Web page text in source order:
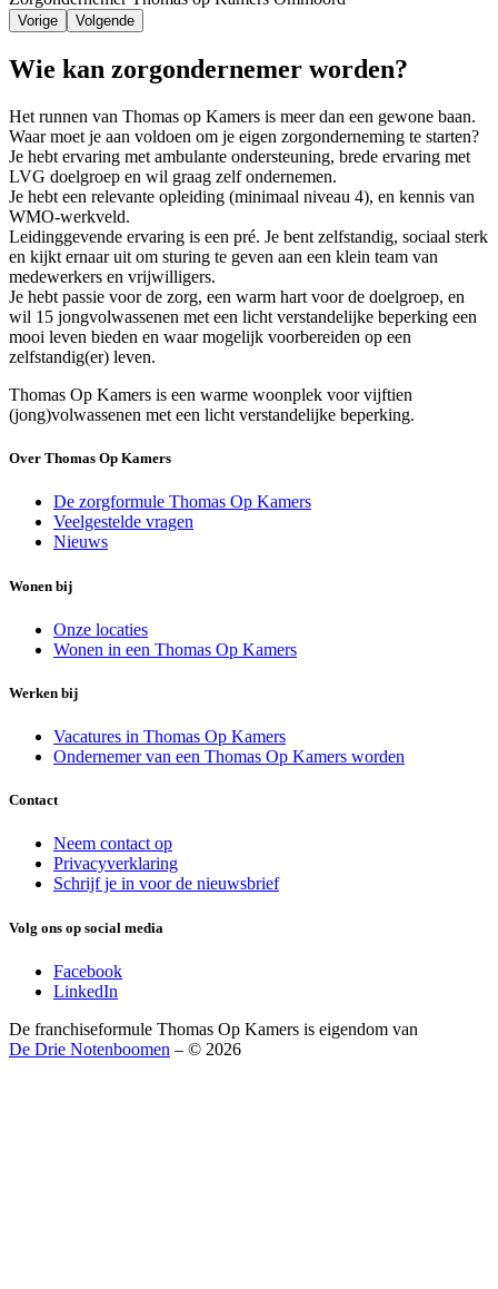
Vorige Volgende
Wie kan zorgondernemer worden?
Het runnen van Thomas op Kamers is meer dan een gewone baan.
Waar moet je aan voldoen om je eigen zorgonderneming te starten?
Je hebt ervaring met ambulante ondersteuning, brede ervaring met
LVG doelgroep en wil graag zelf ondernemen.
Je hebt een relevante opleiding (minimaal niveau 4), en kennis van
WMO-werkveld.
Leidinggevende ervaring is een pré. Je bent zelfstandig, sociaal sterk
en kijkt ernaar uit om sturing te geven aan een klein team van
medewerkers en vrijwilligers.
Je hebt passie voor de zorg, een warm hart voor de doelgroep, en
wil 15 jongvolwassenen met een licht verstandelijke beperking een
mooi leven bieden en waar mogelijk voorbereiden op een
zelfstandig(er) leven.
Thomas Op Kamers is een warme woonplek voor vijftien
(jong)volwassenen met een licht verstandelijke beperking.
Over Thomas Op Kamers
De zorgformule Thomas Op Kamers
Veelgestelde vragen
Nieuws
Wonen bij
Onze locaties
Wonen in een Thomas Op Kamers
Werken bij
Vacatures in Thomas Op Kamers
Ondernemer van een Thomas Op Kamers worden
Contact
Neem contact op
Privacyverklaring
Schrijf je in voor de nieuwsbrief
Volg ons op social media
Facebook
LinkedIn
De franchiseformule Thomas Op Kamers is eigendom van
De Drie Notenboomen – © 2026